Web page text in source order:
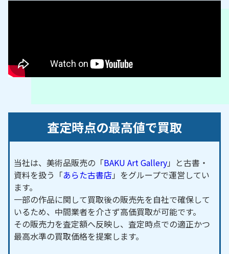
査定時点の最高値で買取
当社は、美術品販売の「BAKU Art Gallery」と古書・
資料を扱う「あらた古書店」をグループで運営してい
ます。
一部の作品に関して買取後の販売先を自社で確保して
いるため、中間業者を介さず高価買取が可能です。
その販売力を査定額へ反映し、査定時点での適正かつ
最高水準の買取価格を提案します。